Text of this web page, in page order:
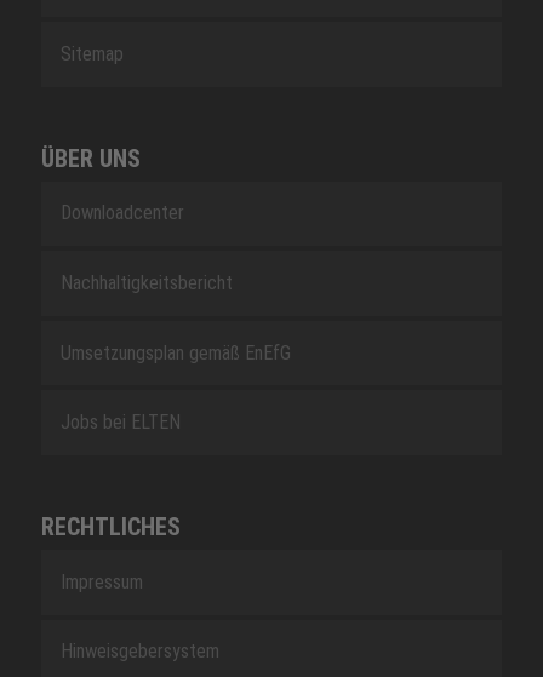
Sitemap
ÜBER UNS
Downloadcenter
Nachhaltigkeitsbericht
Umsetzungsplan gemäß EnEfG
Jobs bei ELTEN
RECHTLICHES
Impressum
Hinweisgebersystem